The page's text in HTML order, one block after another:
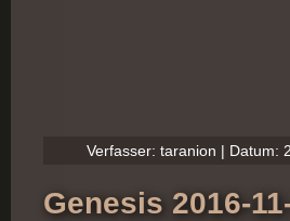
Verfasser: taranion | Datum:
Genesis 2016-